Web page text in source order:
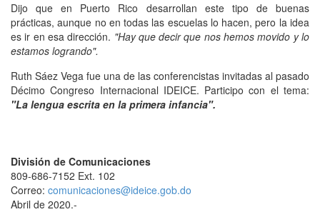
Dijo que en Puerto Rico desarrollan este tipo de buenas
prácticas, aunque no en todas las escuelas lo hacen, pero la idea
es ir en esa dirección. "Hay que decir que nos hemos movido y lo
estamos logrando".
Ruth Sáez Vega fue una de las conferencistas invitadas al pasado
Décimo Congreso Internacional IDEICE. Participo con el tema:
"La lengua escrita en la primera infancia".
División de Comunicaciones
809-686-7152 Ext. 102
Correo: comunicaciones@ideice.gob.do
Abril de 2020.-